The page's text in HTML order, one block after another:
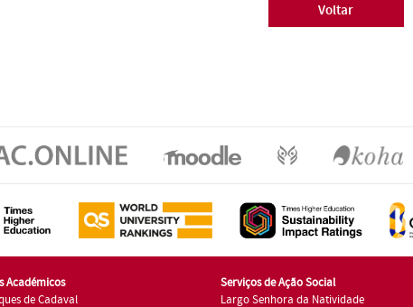
Voltar
Académicos
de Cadaval
Serviços de Ação Social
Largo Senhora da Natividade